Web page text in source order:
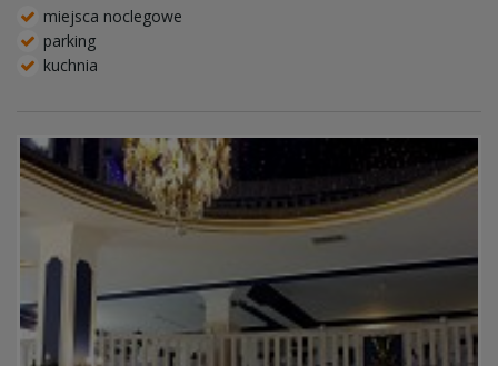
miejsca noclegowe
parking
kuchnia